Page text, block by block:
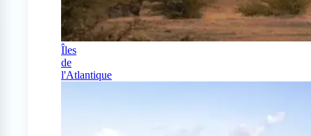
Îles
de
l'Atlantique